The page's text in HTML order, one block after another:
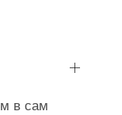
в сам